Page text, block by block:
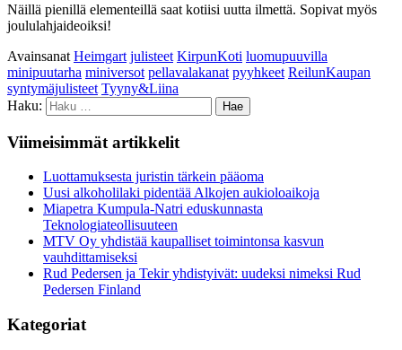
Näillä pienillä elementeillä saat kotiisi uutta ilmettä. Sopivat myös
joululahjaideoiksi!
Avainsanat Heimgart julisteet KirpunKoti luomupuuvilla
minipuutarha miniversot pellavalakanat pyyhkeet ReilunKaupan
syntymäjulisteet Tyyny&Liina
Haku:
Viimeisimmät artikkelit
Luottamuksesta juristin tärkein pääoma
Uusi alkoholilaki pidentää Alkojen aukioloaikoja
Miapetra Kumpula-Natri eduskunnasta
Teknologiateollisuuteen
MTV Oy yhdistää kaupalliset toimintonsa kasvun
vauhdittamiseksi
Rud Pedersen ja Tekir yhdistyivät: uudeksi nimeksi Rud
Pedersen Finland
Kategoriat